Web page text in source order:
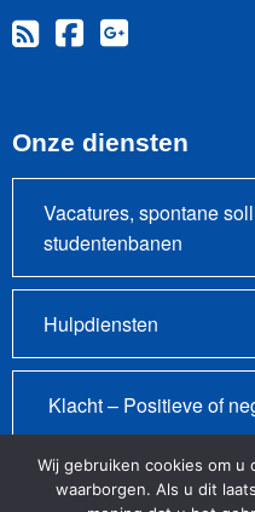
Onze diensten
Vacatures, spontane
studentenbanen
Hulpdiensten
Klacht – Positieve of
Wij gebruiken cookies om
waarborgen. Als u dit